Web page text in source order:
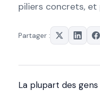
piliers concrets,
Partager :
La plupart des